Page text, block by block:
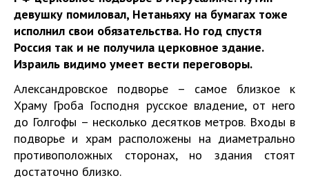
девушку помиловал, Нетаньяху на бумагах тоже
исполнил свои обязательства. Но год спустя
Россия так и не получила церковное здание.
Израиль видимо умеет вести переговоры.
Александровское подворье – самое близкое к
Храму Гроба Господня русское владение, от него
до Голгофы – несколько десятков метров. Входы в
подворье и храм расположены на диаметрально
противоположных сторонах, но здания стоят
достаточно близко.